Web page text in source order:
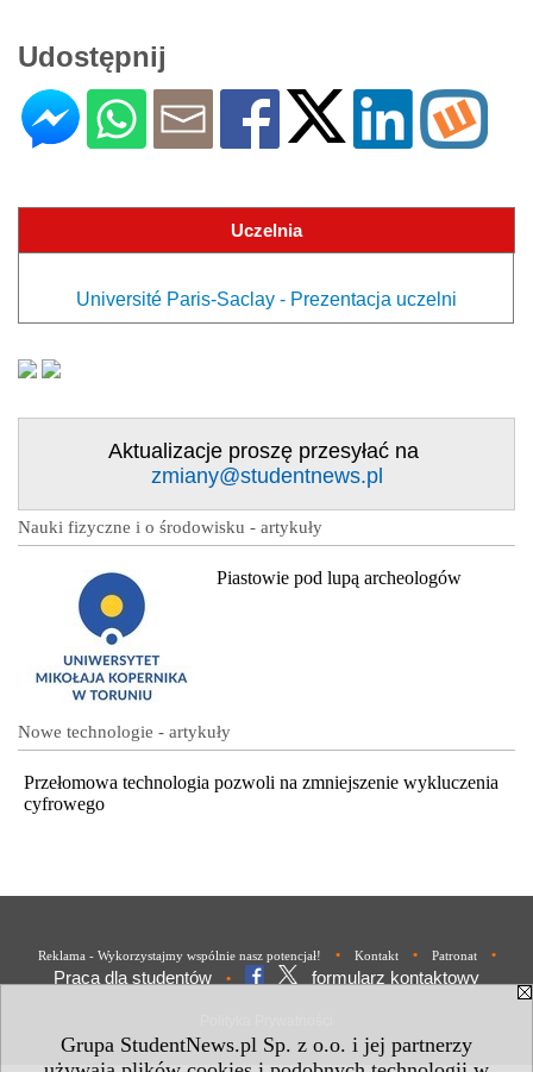
Grupa StudentNews.pl Sp. z o.o. i jej partnerzy
Udostępnij
Uczelnia
Université Paris-Saclay - Prezentacja uczelni
Aktualizacje proszę przesyłać na
zmiany@studentnews.pl
Nauki fizyczne i o środowisku - artykuły
Piastowie pod lupą archeologów
Nowe technologie - artykuły
Przełomowa technologia pozwoli na zmniejszenie wykluczenia
cyfrowego
Reklama - Wykorzystajmy wspólnie nasz potencjał! • Kontakt • Patronat •
Praca dla studentów • formularz kontaktowy